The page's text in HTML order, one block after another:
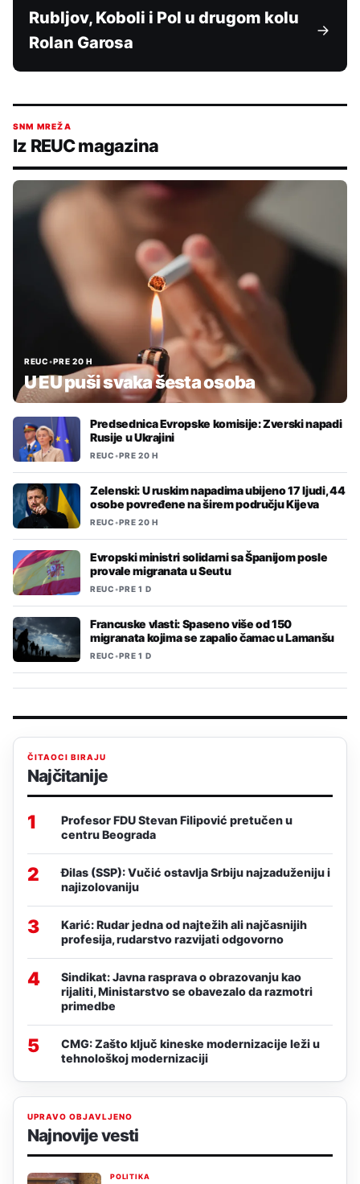
Rubljov, Koboli i Pol u drugom kolu
Rolan Garosa
SNM MREŽA
Iz REUC magazina
REUC•PRE 20 H
U EU puši svaka šesta osoba
Predsednica Evropske komisije: Zverski napadi
Rusije u Ukrajini
REUC•PRE 20 H
Zelenski: U ruskim napadima ubijeno 17 ljudi, 44
osobe povređene na širem području Kijeva
REUC•PRE 20 H
Evropski ministri solidarni sa Španijom posle
provale migranata u Seutu
REUC•PRE 1 D
Francuske vlasti: Spaseno više od 150
migranata kojima se zapalio čamac u Lamanšu
REUC•PRE 1 D
ČITAOCI BIRAJU
Najčitanije
1
Profesor FDU Stevan Filipović pretučen u
centru Beograda
2
Đilas (SSP): Vučić ostavlja Srbiju najzaduženiju i
najizolovaniju
3
Karić: Rudar jedna od najtežih ali najčasnijih
profesija, rudarstvo razvijati odgovorno
4
Sindikat: Javna rasprava o obrazovanju kao
rijaliti, Ministarstvo se obavezalo da razmotri
primedbe
5
CMG: Zašto ključ kineske modernizacije leži u
tehnološkoj modernizaciji
UPRAVO OBJAVLJENO
Najnovije vesti
POLITIKA